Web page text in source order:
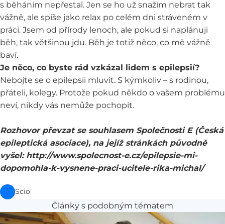
s běháním nepřestal. Jen se ho už snažím nebrat tak
vážně, ale spíše jako relax po celém dni stráveném v
práci. Jsem od přírody lenoch, ale pokud si naplánuji
běh, tak většinou jdu. Běh je totiž něco, co mě vážně
baví.
Je něco, co byste rád vzkázal lidem s epilepsií?
Nebojte se o epilepsii mluvit. S kýmkoliv – s rodinou,
přáteli, kolegy. Protože pokud někdo o vašem problému
neví, nikdy vás nemůže pochopit.
Rozhovor převzat se souhlasem Společnosti E (Česká
epileptická asociace), na jejíž stránkách původně
vyšel: http://www.spolecnost-e.cz/epilepsie-mi-
dopomohla-k-vysnene-praci-ucitele-rika-michal/
Scio
Články s podobným tématem